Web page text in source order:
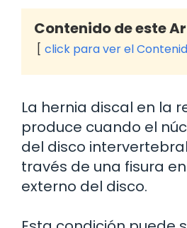
Contenido de este
click para ver el
La hernia discal en la
produce cuando el
del disco
través de una fisura
externo del disco.